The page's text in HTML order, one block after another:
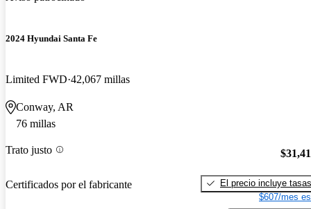
2024 Hyundai Santa Fe
Limited FWD 42,067 millas
Conway, AR
76 millas
Trato justo
Certificados por el fabricante
El precio incluye tasas
$607/mes